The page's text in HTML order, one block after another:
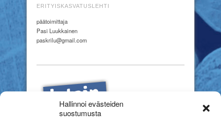
Hallinnoi evästeiden
suostumusta
ERITYISKASVATUSLEHTI
päätoimittaja
Pasi Luukkainen
paskrilu@gmail.com